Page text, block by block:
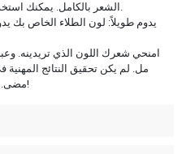
الشعر بالكامل. يمكنك استخدام كمية المنتج التي تناسب احتياجاتك.
يدوم طويلاً: لون الطلاء الخاص بك
امنحي شعرك اللون الذي تريدينه.
مضى. اطلب الآن وأضف حياة جديدة لشعرك!